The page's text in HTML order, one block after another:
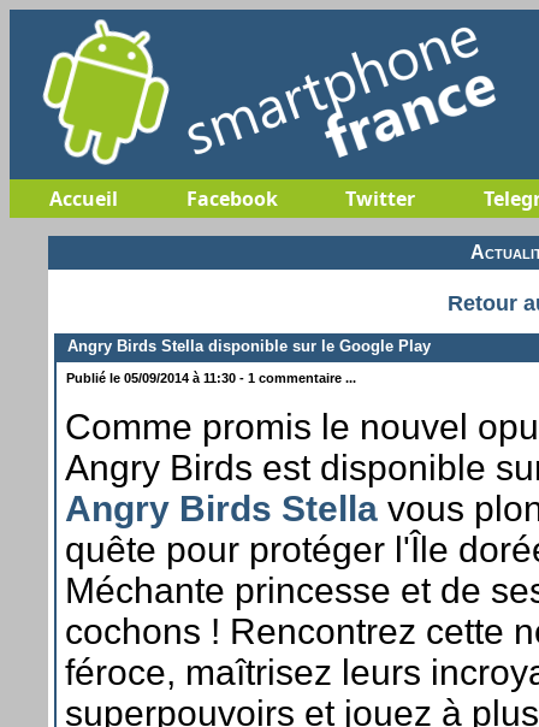
Accueil Facebook Twitter
Retour
Angry Birds Stella disponible sur le Google Play
Publié le 05/09/2014 à 11:30 - 1 commentaire ...
Comme promis le nouvel
Angry Birds est disponible
Angry Birds Stella vous
quête pour protéger l'Île
Méchante princesse et de
cochons ! Rencontrez cette
féroce, maîtrisez leurs
superpouvoirs et jouez à